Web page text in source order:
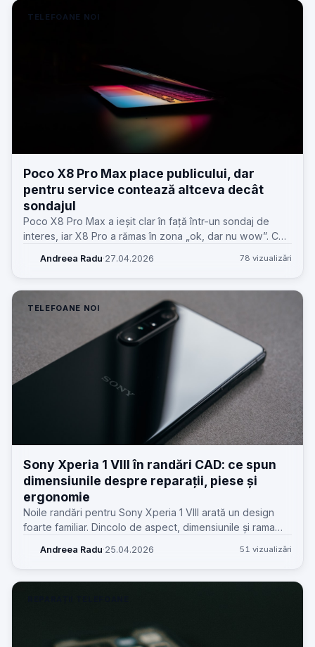
TELEFOANE NOI
Poco X8 Pro Max place publicului, dar
pentru service contează altceva decât
sondajul
Poco X8 Pro Max a ieșit clar în față într-un sondaj de
interes, iar X8 Pro a rămas în zona „ok, dar nu wow”. Ce
așteptările clienților.
Andreea Radu·27.04.2026 78 vizualizări
TELEFOANE NOI
Sony Xperia 1 VIII în randări CAD: ce spun
dimensiunile despre reparații, piese și
ergonomie
Noile randări pentru Sony Xperia 1 VIII arată un design
foarte familiar. Dincolo de aspect, dimensiunile și rama
așteptările clienților.
Andreea Radu·25.04.2026 51 vizualizări